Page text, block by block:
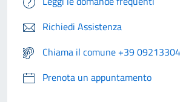
Richiedi Assistenza
Chiama il comune +39
Prenota un appuntamento